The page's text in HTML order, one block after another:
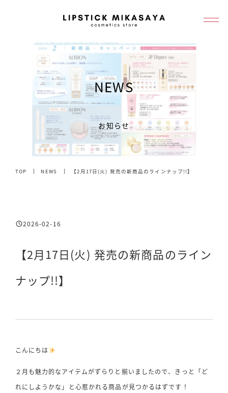
NEWS
お知らせ
TOP NEWS 【2月17日(火) 発売の新商品のラインナップ!!】
【2月17日(火) 発売の新商品のライン
ナップ!!】
2026-02-16
こんにちは
２月も魅力的なアイテムがずらりと揃いましたので、きっと「ど
れにしようかな」と心惹かれる商品が見つかるはずです！